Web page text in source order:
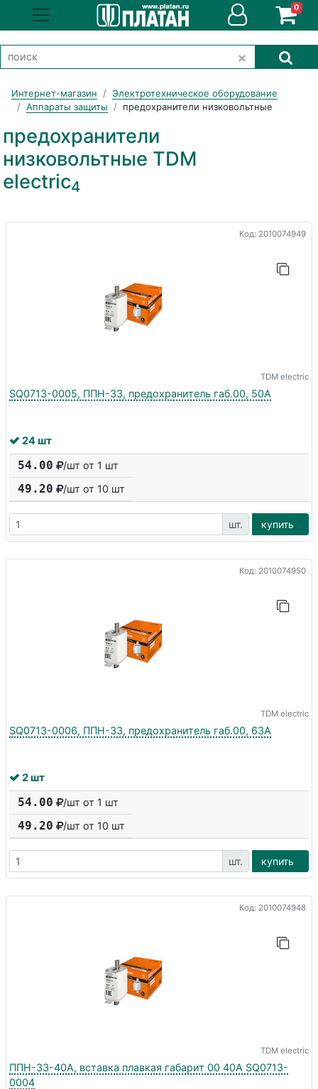
0
Интернет-магазин
Электротехническое оборудование
Аппараты защиты
предохранители низковольтные
предохранители
низковольтные TDM
electric4
Код: 2010074949
TDM electric
SQ0713-0005, ППН-33, предохранитель габ.00, 50А
24 шт
54.00 /шт от 1 шт
49.20 /шт от 10 шт
шт. купить
Код: 2010074950
TDM electric
SQ0713-0006, ППН-33, предохранитель габ.00, 63А
2 шт
54.00 /шт от 1 шт
49.20 /шт от 10 шт
шт. купить
Код: 2010074948
TDM electric
ППН-33-40А, вставка плавкая габарит 00 40А SQ0713-
0004